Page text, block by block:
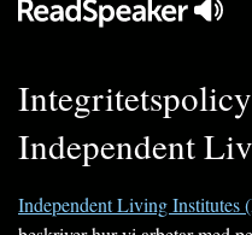
Independent
Independent Living Institutes